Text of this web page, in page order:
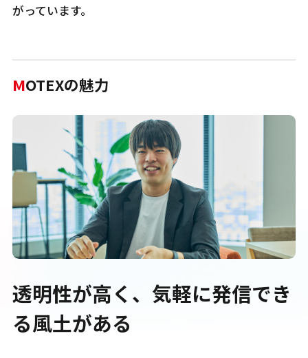
がっています。
MOTEXの魅力
透明性が高く、気軽に発信でき
る風土がある